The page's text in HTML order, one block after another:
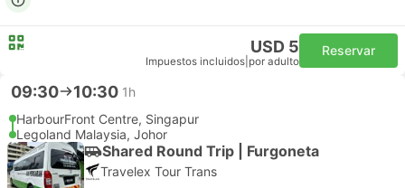
USD 5
Impuestos incluidos por adulto
Reservar
09:30 10:30 1h
HarbourFront Centre, Singapur
Legoland Malaysia, Johor
Shared Round Trip | Furgoneta
Travelex Tour Trans